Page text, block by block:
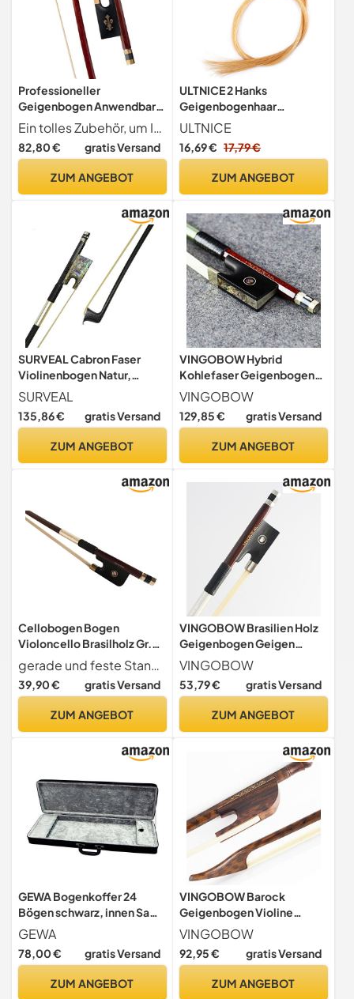
Professioneller
Geigenbogen Anwendbar
Auf 4/4 Pernambuco
Achteckigen Violinbogen
Aus Ebenholz
Ein tolles Zubehör, um Ihren alten kaputten Geigenbogen durch einen neuen zu ersetzen, damit Sie Ihr Geigenspielerlebnis noch besser genießen können.
82,80 € gratis Versand
ZUM ANGEBOT
ULTNICE 2 Hanks
Geigenbogenhaar
Mongolisch Pferdehaar Für
Violine Viola
Streichinstrument Zubehör
Kolophonium Beschichtet
ULTNICE
16,69 € 17,79 €
ZUM ANGEBOT
SURVEAL Cabron Faser
Violinenbogen Natur,
Mongolei, Schachtelhalm,
Schwanz, bunt, Muschel,
Frosch, gut ausbalanciert
SURVEAL
135,86 € gratis Versand
ZUM ANGEBOT
VINGOBOW Hybrid
Kohlefaser Geigenbogen
Violine Geigen bogen
Premium Natürliches
mongolisches Rosshaar,
Beliebtes Modell
VINGOBOW
129,85 € gratis Versand
ZUM ANGEBOT
Cellobogen Bogen
Violoncello Brasilholz Gr.
gerade und feste Stange
39,90 € gratis Versand
ZUM ANGEBOT
VINGOBOW Brasilien Holz
Geigenbogen Geigen
Geigenbogen (3/4) Größe
69 cm Ebenholz Frosch gut
ausbalanciert süßer Klang
VINGOBOW
53,79 € gratis Versand
ZUM ANGEBOT
GEWA Bogenkoffer 24
Bögen schwarz, innen Samt
anthrazit für Violine, Viola,
Cello
GEWA
78,00 € gratis Versand
ZUM ANGEBOT
VINGOBOW Barock
Geigenbogen Violine
Geigen bogen aus
Schlangenholz Wunderbare
Balance, gute Flexibilität
Level
VINGOBOW
92,95 € gratis Versand
ZUM ANGEBOT